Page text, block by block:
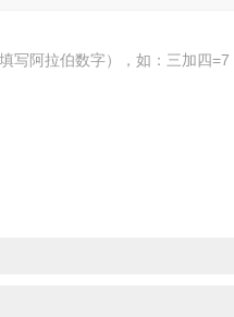
写阿拉伯数字），如：三加四=7